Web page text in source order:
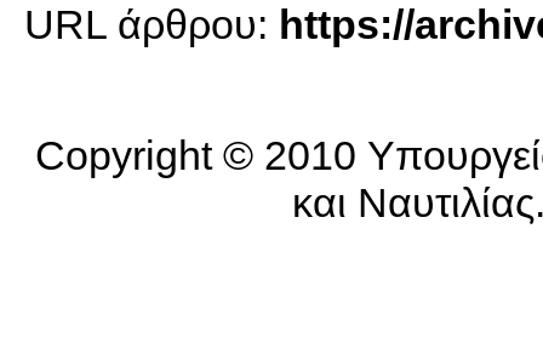
URL άρθρου: https://
Copyright © 2010
και